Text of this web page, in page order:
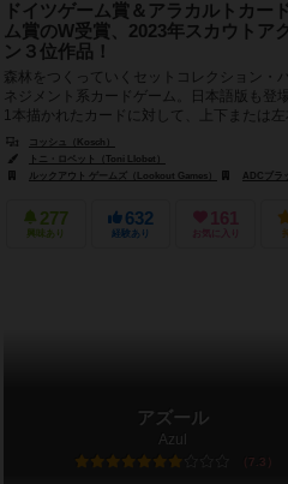
アルビ（Albi）
ドイツゲーム賞＆アラカルトカー
ム賞のW受賞、2023年スカウトア
ン３位作品！
森林をつくっていくセットコレクション・
ネジメント系カードゲーム。日本語版も登
1本描かれたカードに対して、上下または左
された動植物カードを差し込...
コッシュ（Kosch）
トニ・ロベット（Toni Llobet）
ルックアウト ゲームズ（Lookout Games）
ADCブラックファイア・エンターテイ
277
興味あり
632
経験あり
161
お気に入り
アズール
Azul
7.3